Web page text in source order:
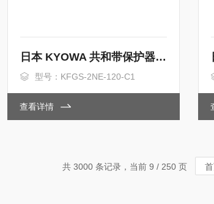
日本 KYOWA 共和带保护器箔式应变片
型号：KFGS-2NE-120-C1
查看详情
共 3000 条记录，当前 9 / 250 页